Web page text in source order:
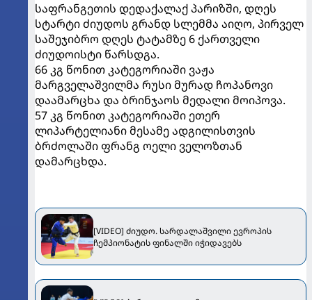
საფრანგეთის დედაქალაქ პარიზში, დღეს
სტარტი ძიუდოს გრანდ სლემმა აიღო, პირველ
საშეჯიბრო დღეს ტატამზე 6 ქართველი
ძიუდოისტი წარსდგა.
66 კგ წონით კატეგორიაში ვაჟა
მარგველაშვილმა რუსი მურად ჩოპანოვი
დაამარცხა და ბრინჯაოს მედალი მოიპოვა.
57 კგ წონით კატეგორიაში ეთერ
ლიპარტელიანი მესამე ადგილისთვის
ბრძოლაში ფრანგ ოელი ველოზთან
დამარცხდა.
[VIDEO] ძიუდო. სარდალაშვილი ევროპის
ჩემპიონატის ფინალში იჭიდავებს